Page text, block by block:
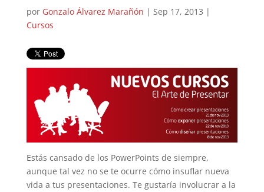
por Gonzalo Álvarez Marañón | Sep 17, 2013 |
Cursos
Estás cansado de los PowerPoints de siempre,
aunque tal vez no se te ocurre cómo insuflar nueva
vida a tus presentaciones. Te gustaría involucrar a la